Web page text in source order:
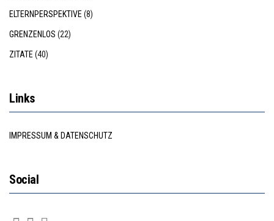
ELTERNPERSPEKTIVE (8)
GRENZENLOS (22)
ZITATE (40)
Links
IMPRESSUM & DATENSCHUTZ
Social